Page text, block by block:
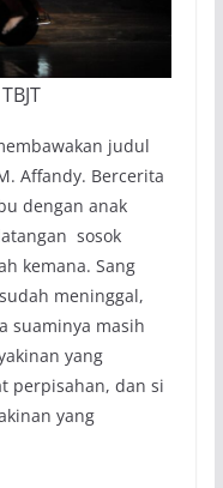
judul
Affandy. Bercerita
dengan anak
sosok
kemana. Sang
meninggal,
suaminya masih
yang
perpisahan, dan si
yang